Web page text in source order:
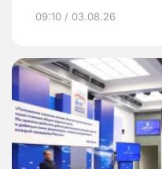
09:10 / 03.08.26